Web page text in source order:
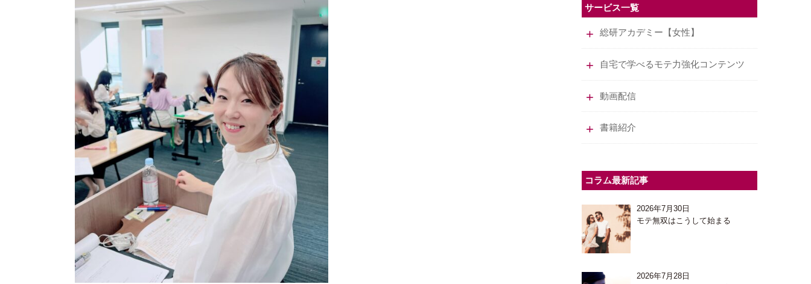
サービス一覧
総研アカデミー【女性】
自宅で学べるモテ力強化コンテンツ
動画配信
書籍紹介
コラム最新記事
2026年7月30日
モテ無双はこうして始まる
2026年7月28日